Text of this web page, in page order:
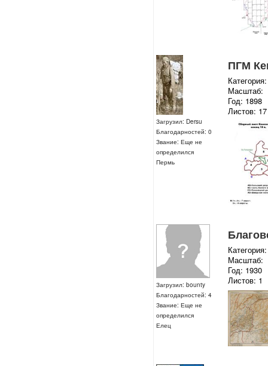
Загрузил: Dersu
Благодарностей: 0
Звание: Еще не
определился
Пермь
ПГМ
Масштаб:
Год: 1898
Листов: 17
Загрузил: bounty
Благодарностей: 4
Звание: Еще не
определился
Елец
Масштаб:
Год: 1930
Листов: 1